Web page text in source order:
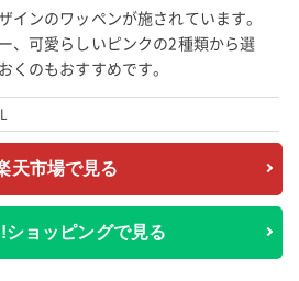
インのワッペンが施されています。
、可愛らしいピンクの2種類から選
くのもおすすめです。
天市場で見る
ョッピングで見る